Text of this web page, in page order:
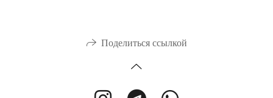
Поделиться ссылкой